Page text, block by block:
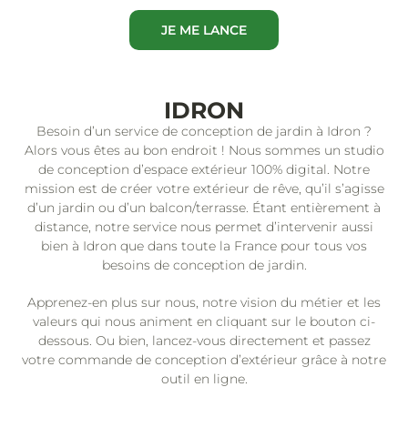
JE ME LANCE
IDRON
Besoin d’un service de conception de jardin à Idron ?
Alors vous êtes au bon endroit ! Nous sommes un studio
de conception d’espace extérieur 100% digital. Notre
mission est de créer votre extérieur de rêve, qu’il s’agisse
d’un jardin ou d’un balcon/terrasse. Étant entièrement à
distance, notre service nous permet d’intervenir aussi
bien à Idron que dans toute la France pour tous vos
besoins de conception de jardin.
Apprenez-en plus sur nous, notre vision du métier et les
valeurs qui nous animent en cliquant sur le bouton ci-
dessous. Ou bien, lancez-vous directement et passez
votre commande de conception d’extérieur grâce à notre
outil en ligne.